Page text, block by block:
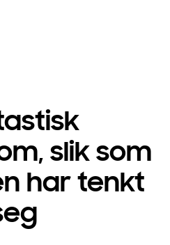
slik som
har tenkt